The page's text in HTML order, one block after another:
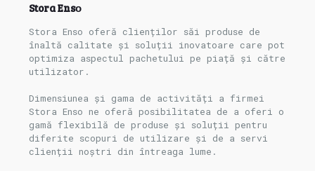
Stora Ensο
Stora Ensο oferă clienților săi produse de
înaltă calitate și soluții inovatoare care pot
optimiza aspectul pachetului pe piață și către
utilizator.
Dimensiunea și gama de activități a firmei
Stora Enso ne oferă posibilitatea de a oferi o
gamă flexibilă de produse și soluții pentru
diferite scopuri de utilizare și de a servi
clienții noștri din întreaga lume.